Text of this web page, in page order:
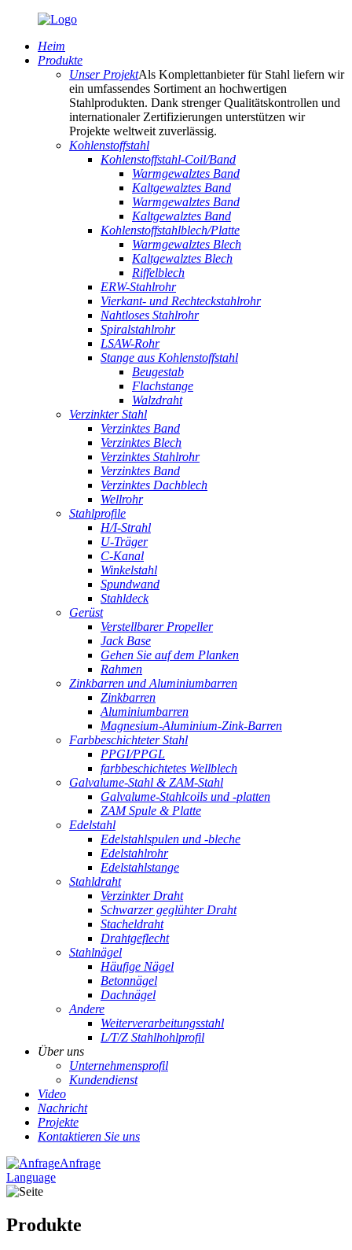
Heim
Produkte
Unser ProjektAls Komplettanbieter für Stahl liefern wir
ein umfassendes Sortiment an hochwertigen
Stahlprodukten. Dank strenger Qualitätskontrollen und
internationaler Zertifizierungen unterstützen wir
Projekte weltweit zuverlässig.
Kohlenstoffstahl
Kohlenstoffstahl-Coil/Band
Warmgewalztes Band
Kaltgewalztes Band
Warmgewalztes Band
Kaltgewalztes Band
Kohlenstoffstahlblech/Platte
Warmgewalztes Blech
Kaltgewalztes Blech
Riffelblech
ERW-Stahlrohr
Vierkant- und Rechteckstahlrohr
Nahtloses Stahlrohr
Spiralstahlrohr
LSAW-Rohr
Stange aus Kohlenstoffstahl
Beugestab
Flachstange
Walzdraht
Verzinkter Stahl
Verzinktes Band
Verzinktes Blech
Verzinktes Stahlrohr
Verzinktes Band
Verzinktes Dachblech
Wellrohr
Stahlprofile
H/I-Strahl
U-Träger
C-Kanal
Winkelstahl
Spundwand
Stahldeck
Gerüst
Verstellbarer Propeller
Jack Base
Gehen Sie auf dem Planken
Rahmen
Zinkbarren und Aluminiumbarren
Zinkbarren
Aluminiumbarren
Magnesium-Aluminium-Zink-Barren
Farbbeschichteter Stahl
PPGI/PPGL
farbbeschichtetes Wellblech
Galvalume-Stahl & ZAM-Stahl
Galvalume-Stahlcoils und -platten
ZAM Spule & Platte
Edelstahl
Edelstahlspulen und -bleche
Edelstahlrohr
Edelstahlstange
Stahldraht
Verzinkter Draht
Schwarzer geglühter Draht
Stacheldraht
Drahtgeflecht
Stahlnägel
Häufige Nägel
Betonnägel
Dachnägel
Andere
Weiterverarbeitungsstahl
L/T/Z Stahlhohlprofil
Über uns
Unternehmensprofil
Kundendienst
Video
Nachricht
Projekte
Kontaktieren Sie uns
Anfrage
Language
Produkte